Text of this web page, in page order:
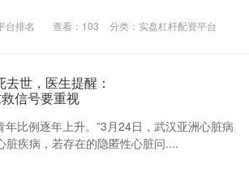
台排名 查看： 103 分类： 实盘杠杆配资平台
世，医生提醒：
信号要重视
比例逐年上升。”3月24日，武汉亚洲心脏病
疾病，若存在的隐匿性心脏问....